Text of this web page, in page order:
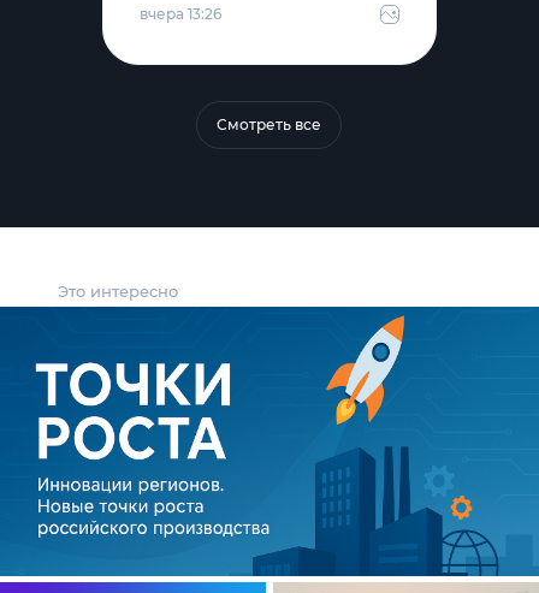
Это интересно
вчера 13:26
Смотреть все